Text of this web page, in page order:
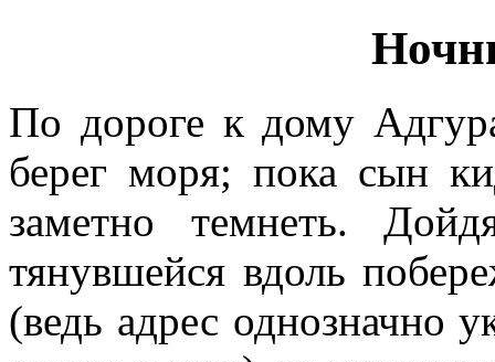
По дороге к дому
берег моря; пока сын
заметно темнеть.
тянувшейся вдоль
(ведь адрес однозначно